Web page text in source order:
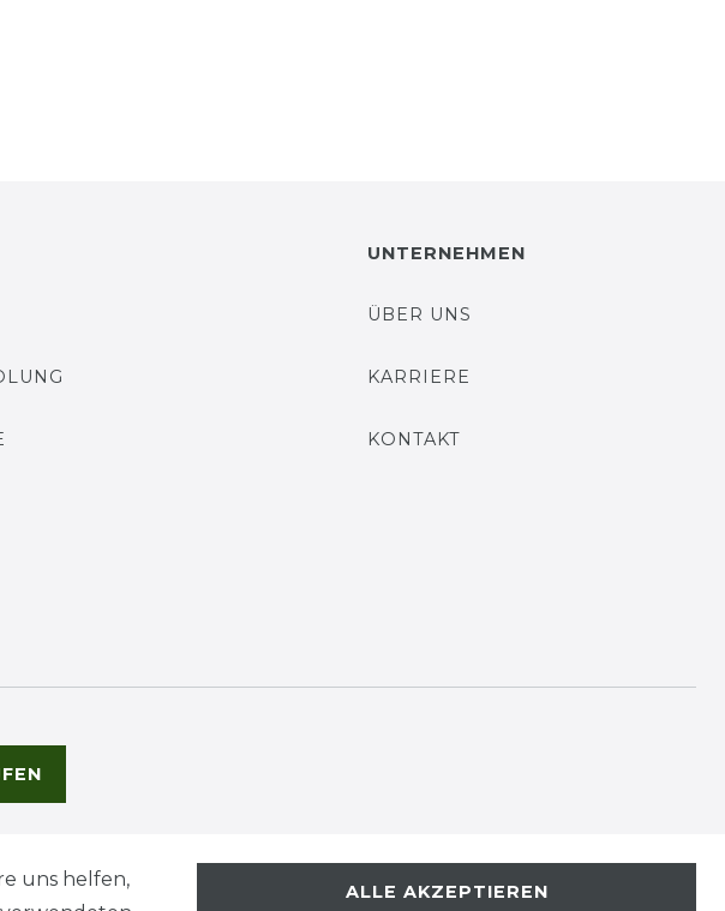
UNTERNEHMEN
ÜBER UNS
KARRIERE
KONTAKT
uns helfen,
ALLE AKZEPTIEREN